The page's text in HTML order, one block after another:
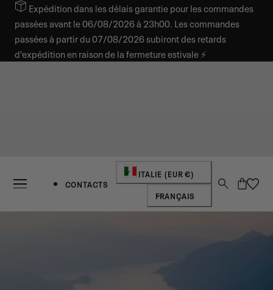
AU CONTENUExpédition dans les délais garantie pour les commandes
passées avant le 06/08/2026 à 23h00. Les commandes
passées à partir du 07/08/2026 subiront des retards
d’expédition en raison de la fermeture estivale ⚡
CONTACTS
Pays/régionITALIE (EUR €)
Langue
FRANÇAIS
Panier